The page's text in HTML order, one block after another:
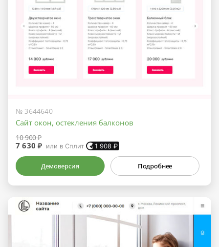
№ 3644640
Сайт окон, остекления балконов
10 900 ₽
7 630 ₽ или в Сплит 1 908 ₽
Демоверсия Подробнее